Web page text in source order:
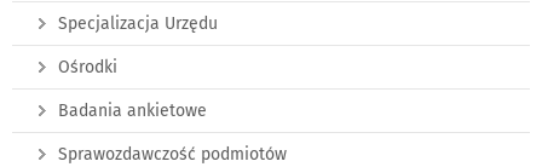
Specjalizacja Urzędu
Ośrodki
Badania ankietowe
Sprawozdawczość podmiotów